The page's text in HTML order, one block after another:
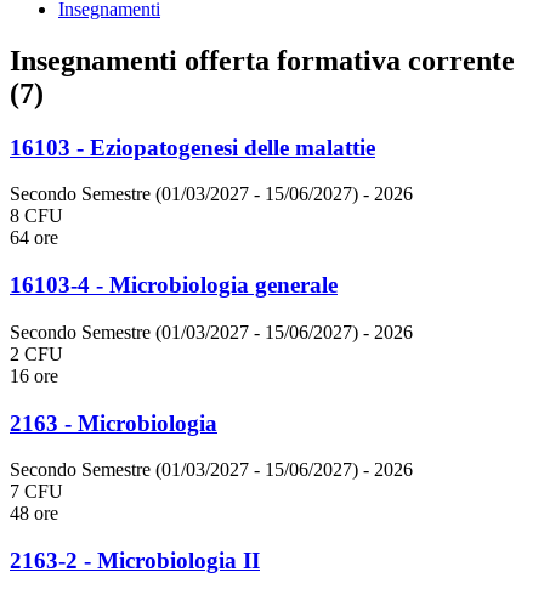
Insegnamenti
Insegnamenti offerta formativa corrente
(7)
16103 - Eziopatogenesi delle malattie
Secondo Semestre (01/03/2027 - 15/06/2027) - 2026
8 CFU
64 ore
16103-4 - Microbiologia generale
Secondo Semestre (01/03/2027 - 15/06/2027) - 2026
2 CFU
16 ore
2163 - Microbiologia
Secondo Semestre (01/03/2027 - 15/06/2027) - 2026
7 CFU
48 ore
2163-2 - Microbiologia II